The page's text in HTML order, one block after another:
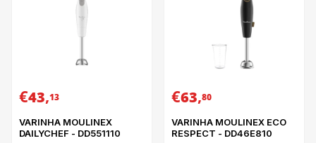
€43,13
VARINHA MOULINEX
DAILYCHEF - DD551110
€63,80
VARINHA MOULINEX ECO
RESPECT - DD46E810